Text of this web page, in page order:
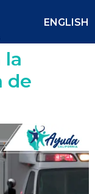
ENGLISH
la
de